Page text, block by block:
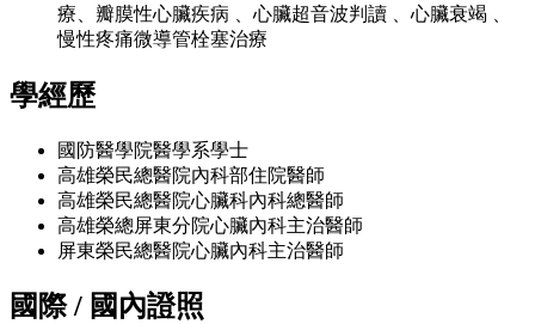
療、瓣膜性心臟疾病 、心臟超音波判讀 、心臟衰竭 、
慢性疼痛微導管栓塞治療
學經歷
國防醫學院醫學系學士
高雄榮民總醫院內科部住院醫師
高雄榮民總醫院心臟科內科總醫師
高雄榮總屏東分院心臟內科主治醫師
屏東榮民總醫院心臟內科主治醫師
國際 / 國內證照